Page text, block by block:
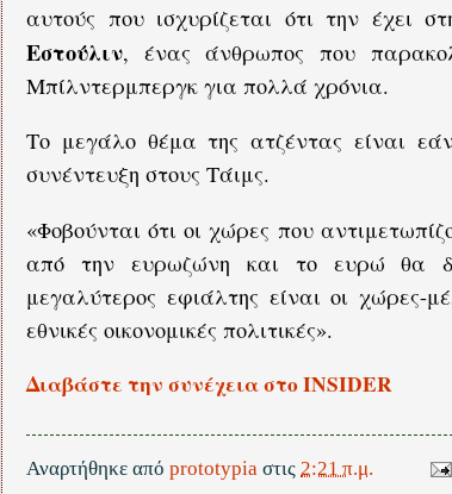
αυτούς που ισχυρίζεται ότι την έχει
Εστούλιν, ένας άνθρωπος που
Μπίλντερμπεργκ για πολλά χρόνια.
Το μεγάλο θέμα της ατζέντας είναι
συνέντευξη στους Τάιμς.
«Φοβούνται ότι οι χώρες που
από την ευρωζώνη και το ευρώ θα
μεγαλύτερος εφιάλτης είναι οι χώρες-
εθνικές οικονομικές πολιτικές».
Διαβάστε την συνέχεια στο INSIDER
Αναρτήθηκε από prototypia στις 2:21 π.μ.